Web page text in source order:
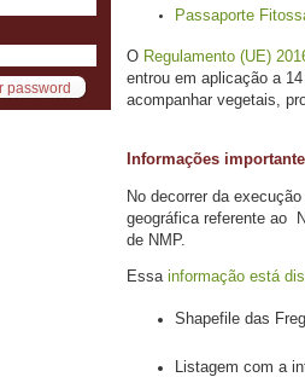
Passaporte
O Regulamento (UE)
entrou em aplicação a
acompanhar vegetais,
Informações
No decorrer da
geográfica referente ao
de NMP.
Essa informação está
Shapefile das
Listagem com a